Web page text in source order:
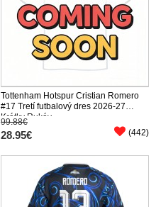
Tottenham Hotspur Cristian Romero
#17 Tretí futbalový dres 2026-27
Krátky Rukáv
99.88€
28.95€ (442)